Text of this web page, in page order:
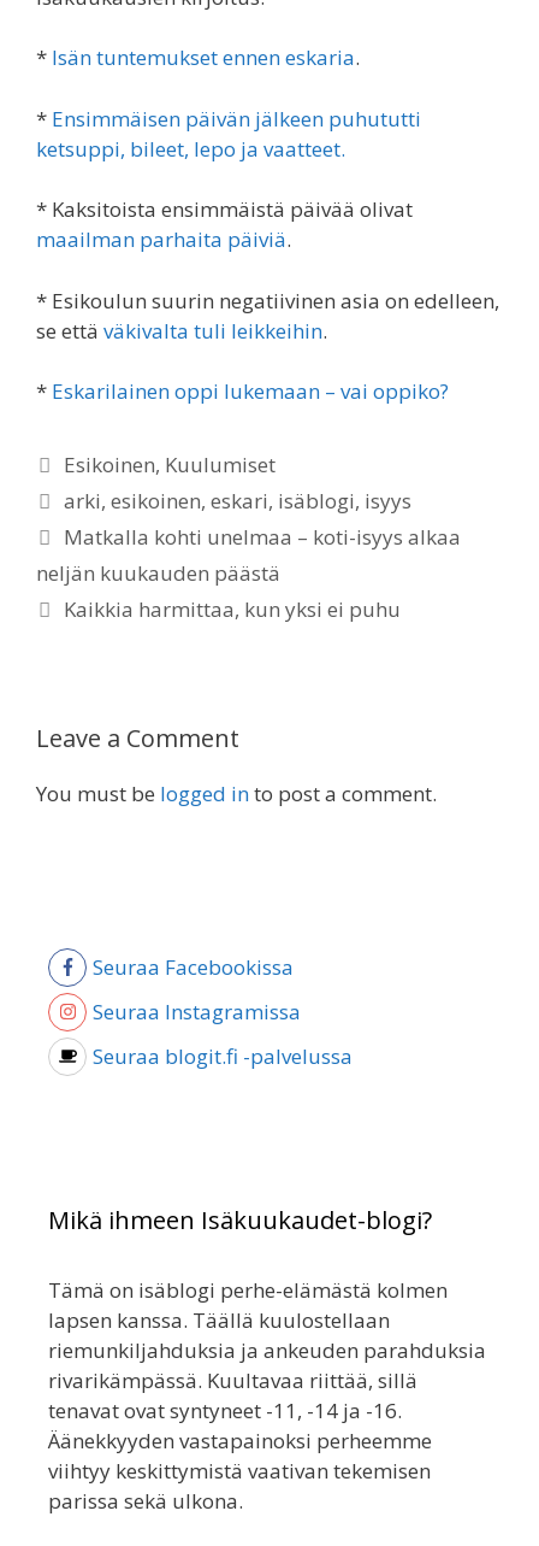
* Isän tuntemukset ennen eskaria.
* Ensimmäisen päivän jälkeen puhututti
ketsuppi, bileet, lepo ja vaatteet.
* Kaksitoista ensimmäistä päivää olivat
maailman parhaita päiviä.
* Esikoulun suurin negatiivinen asia on edelleen,
se että väkivalta tuli leikkeihin.
* Eskarilainen oppi lukemaan – vai oppiko?
Categories
Esikoinen, Kuulumiset
Tags
arki,esikoinen,eskari, isäblogi, isyys
Matkalla kohti unelmaa – koti-isyys alkaa
neljän kuukauden päästä
Kaikkia harmittaa, kun yksi ei puhu
Leave a Comment
You must be logged into post a comment.
Seuraa Facebookissa
Seuraa Instagramissa
Seuraa blogit.fi -palvelussa
Mikä ihmeen Isäkuukaudet-blogi?
Tämä on isäblogi perhe-elämästä kolmen
lapsen kanssa. Täällä kuulostellaan
riemunkiljahduksia ja ankeuden parahduksia
rivarikämpässä. Kuultavaa riittää, sillä
tenavat ovat syntyneet -11, -14 ja -16.
Äänekkyyden vastapainoksi perheemme
viihtyy keskittymistä vaativan tekemisen
parissa sekä ulkona.